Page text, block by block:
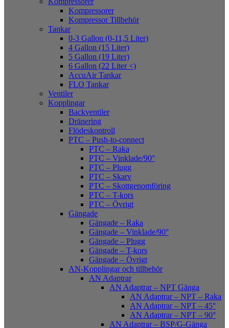
Kompressorer
Kompressor Tillbehör
Tankar
0-3 Gallon (0-11,5 Liter)
4 Gallon (15 Liter)
5 Gallon (19 Liter)
6 Gallon (22 Liter <)
AccuAir Tankar
FLO Tankar
Ventiler
Kopplingar
Backventiler
Dränering
Flödeskontroll
PTC – Push-to-connect
PTC – Raka
PTC – Vinklade/90°
PTC – Plugg
PTC – Skarv
PTC – Skottgenomföring
PTC – T-kors
PTC – Övrigt
Gängade
Gängade – Raka
Gängade – Vinklade/90°
Gängade – Plugg
Gängade – T-kors
Gängade – Övrigt
AN-Kopplingar och tillbehör
AN Adaptrar
AN Adaptrar – NPT Gänga
AN Adaptrar – NPT – Raka
AN Adaptrar – NPT – 45°
AN Adaptrar – NPT – 90°
AN Adaptrar – BSP/G-Gänga